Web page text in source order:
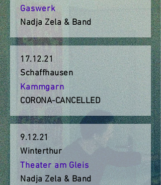
Gaswerk
Nadja Zela & Band
17.12.21
Schaffhausen
Kammgarn
CORONA-CANCELLED
9.12.21
Winterthur
Theater am Gleis
Nadja Zela & Band